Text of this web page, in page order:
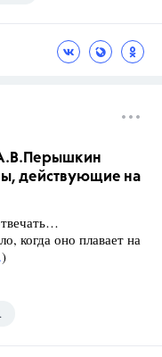
А.В.Перышкин
действующие на
когда оно плавает на
)